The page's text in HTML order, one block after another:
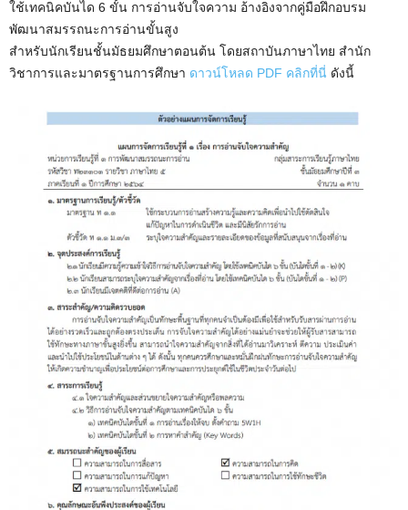
ใช้เทคนิคบันได 6 ขั้น การอ่านจับใจความ อ้างอิงจากคู่มือฝึกอบรม
พัฒนาสมรรถนะการอ่านขั้นสูง
สำหรับนักเรียนชั้นมัธยมศึกษาตอนต้น โดยสถาบันภาษาไทย สำนัก
วิชาการและมาตรฐานการศึกษา ดาวน์โหลด PDF คลิกที่นี่ ดังนี้